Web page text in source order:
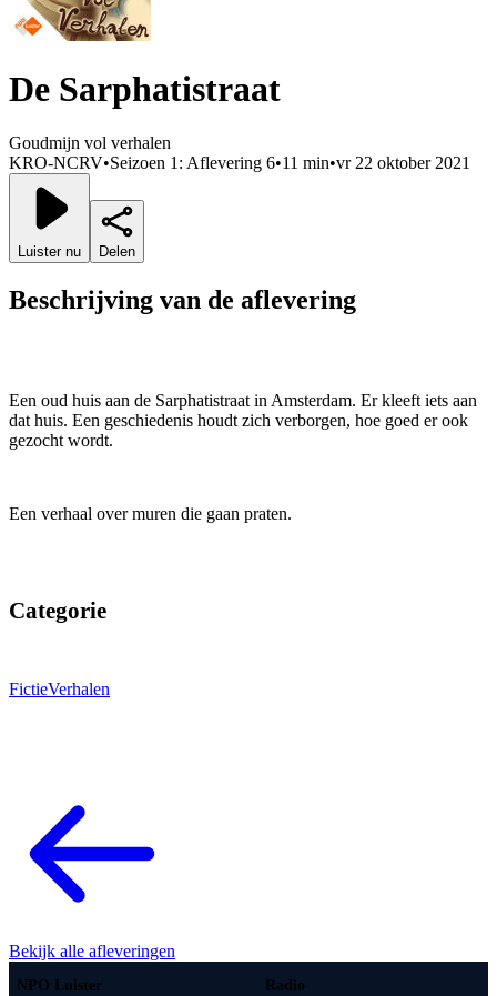
De Sarphatistraat
Goudmijn vol verhalen
KRO-NCRV•Seizoen 1: Aflevering 6•11 min•vr 22 oktober 2021
Luister nu Delen
Beschrijving van de aflevering
Een oud huis aan de Sarphatistraat in Amsterdam. Er kleeft iets aan
dat huis. Een geschiedenis houdt zich verborgen, hoe goed er ook
gezocht wordt.
Een verhaal over muren die gaan praten.
Categorie
FictieVerhalen
Bekijk alle afleveringen
NPO Luister Radio